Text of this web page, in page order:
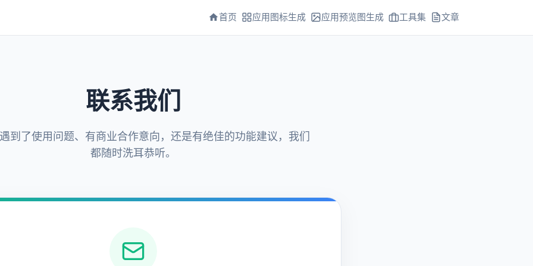
首页 应用图标生成 应用预览图生成 工具集 文章
联系我们
到了使用问题、有商业合作意向，还是有绝佳的功能建议，我们
都随时洗耳恭听。